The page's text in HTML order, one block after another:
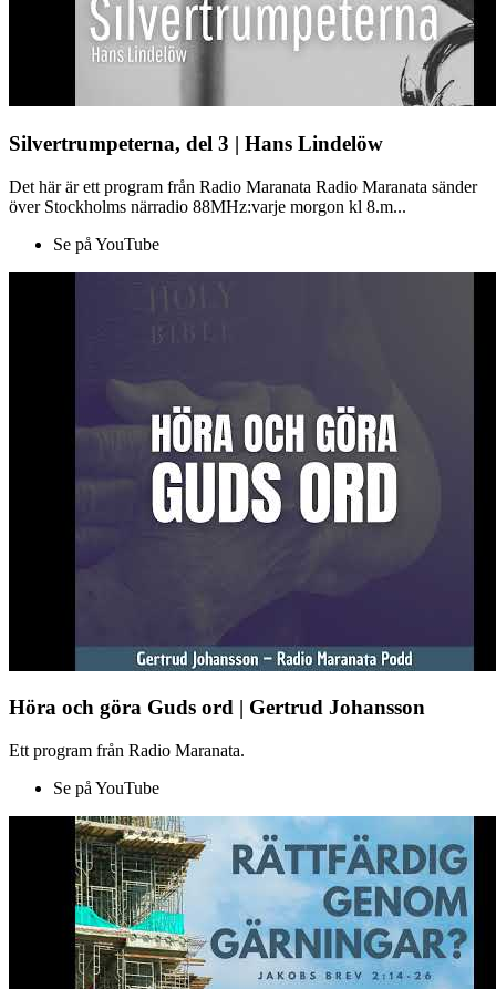
Silvertrumpeterna, del 3 | Hans Lindelöw
Det här är ett program från Radio Maranata Radio Maranata sänder
över Stockholms närradio 88MHz:varje morgon kl 8.m...
Se på YouTube
Höra och göra Guds ord | Gertrud Johansson
Ett program från Radio Maranata.
Se på YouTube